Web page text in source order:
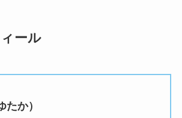
ール
たか）